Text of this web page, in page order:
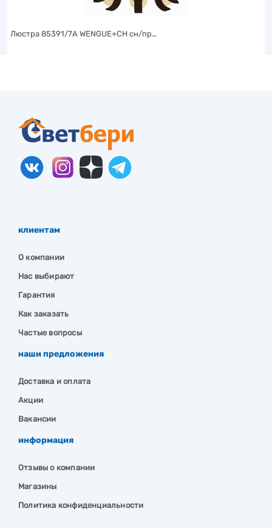
Люстра 85391/7A WENGUE+CH сн/пр…
клиентам
О компании
Нас выбирают
Гарантия
Как заказать
Частые вопросы
наши предложения
Доставка и оплата
Акции
Вакансии
информация
Отзывы о компании
Магазины
Политика конфиденциальности